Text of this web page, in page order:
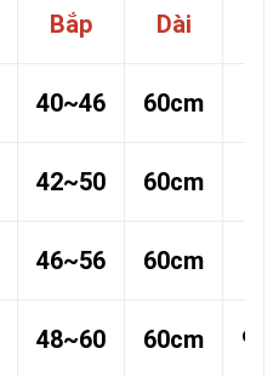
Bắp Dài
40~46 60cm
42~50 60cm
46~56 60cm
48~60 60cm